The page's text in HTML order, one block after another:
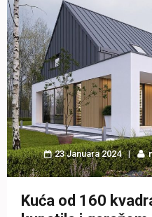
23 Januara 2024
Kuća od 160